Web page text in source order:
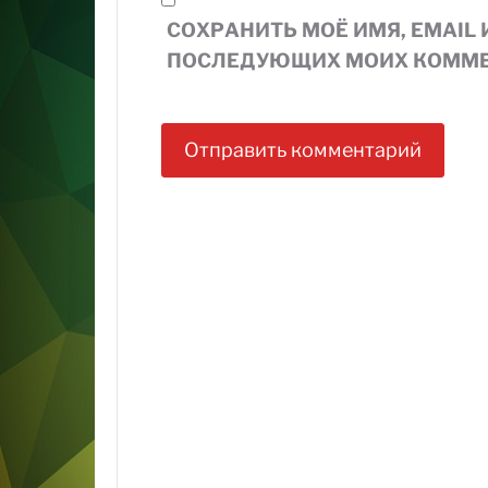
СОХРАНИТЬ МОЁ ИМЯ, EMAIL
ПОСЛЕДУЮЩИХ МОИХ